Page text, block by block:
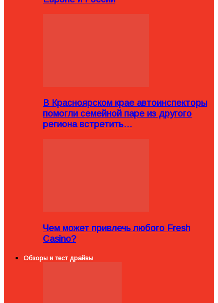
В Красноярском крае автоинспекторы
помогли семейной паре из другого
региона встретить…
Чем может привлечь любого Fresh
Casino?
Обзоры и тест драйвы